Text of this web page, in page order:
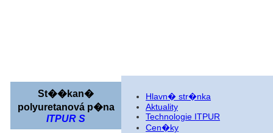
St��kan�
polyuretanová p�na
ITPUR S
Hlavn� str�nka
Aktuality
Technologie ITPUR
Cen�ky